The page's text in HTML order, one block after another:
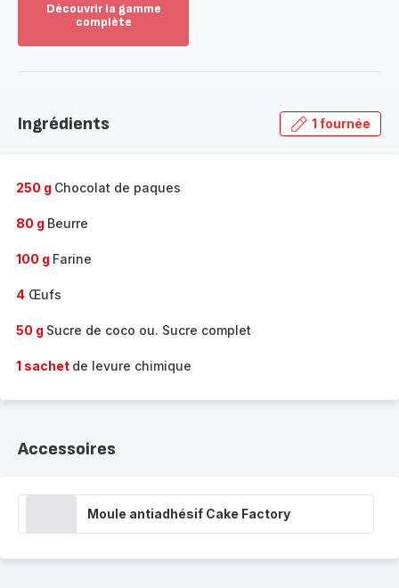
Découvrir la gamme
complète
gamme
Ingrédients 1 fournée
250 g Chocolat de paques
80 g Beurre
100 g Farine
4 Œufs
50 g Sucre de coco ou. Sucre complet
1 sachet de levure chimique
Accessoires
Moule antiadhésif Cake Factory